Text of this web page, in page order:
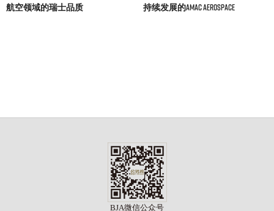
航空领域的瑞士品质 持续发展的AMAC Aerospace